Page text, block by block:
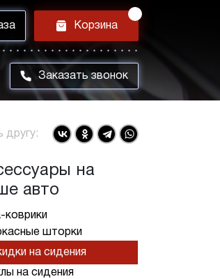
h Корзина
m Заказать звонок
другу:
на
авто
коврики
шторки
на сидения
на сидения